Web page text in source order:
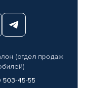
(отдел продаж
503-45-55